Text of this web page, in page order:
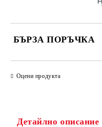
БЪРЗА ПОРЪЧКА
Оцени продукта
Детайлно описание